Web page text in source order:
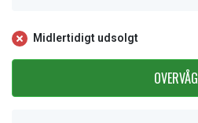
Midlertidigt udsolgt
OVERVÅG